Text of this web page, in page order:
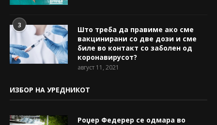
3
Што треба да правиме ако сме
вакцинирани со две дози и сме
биле во контакт со заболен од
коронавирусот?
август 11, 2021
ИЗБОР НА УРЕДНИКОТ
Роџер Федерер се одмара во